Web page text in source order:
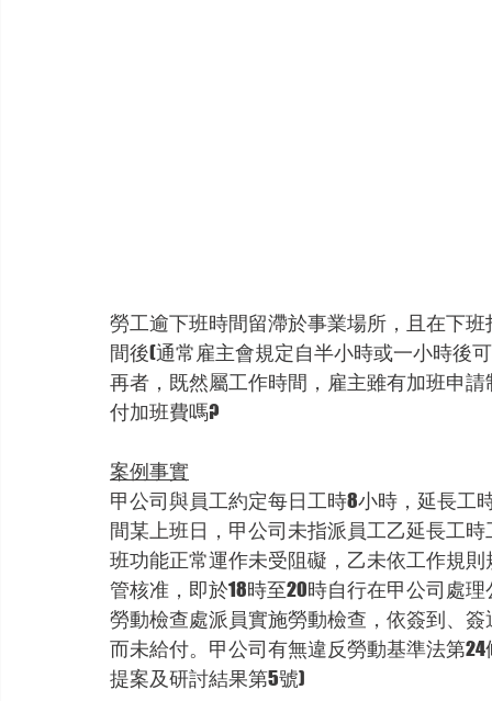
勞工逾下班時間留滯於事業場所，且在下
間後(通常雇主會規定自半小時或一小時後
再者，既然屬工作時間，雇主雖有加班申
付加班費嗎?
案例事實
甲公司與員工約定每日工時8小時，延長工
間某上班日，甲公司未指派員工乙延長工
班功能正常運作未受阻礙，乙未依工作規
管核准，即於18時至20時自行在甲公司處
勞動檢查處派員實施勞動檢查，依簽到、
而未給付。甲公司有無違反勞動基準法第
提案及研討結果第5號)